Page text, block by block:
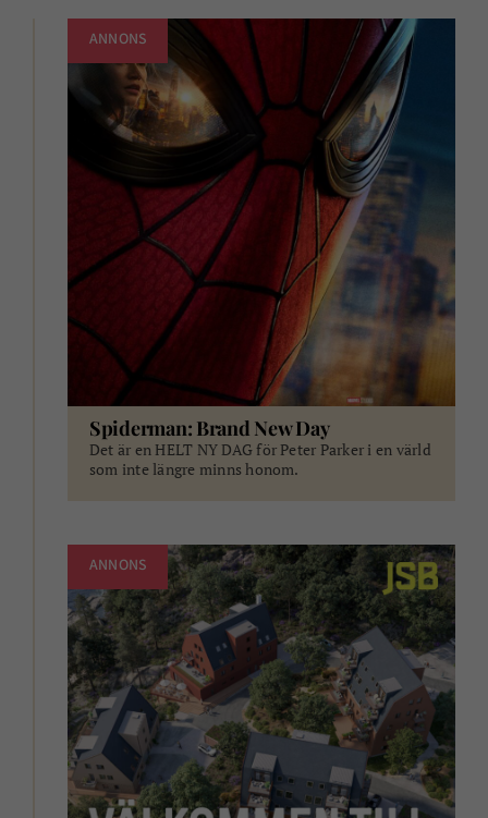
ANNONS
Spiderman: Brand New Day
Det är en HELT NY DAG för Peter Parker i en värld
som inte längre minns honom.
ANNONS